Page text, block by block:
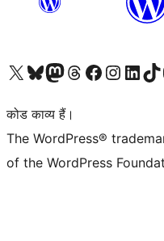
Visit our X (formerly Twitter) account
हमारे बलुस्की खाते पर जाएँVisit our Mastodon account
हमारे थ्रेड्स अकाउंट पर जाएंहमारे फेसबुक पेज पर जाएँहमारे इंस्टाग्राम अकाउंट पर जाएंहमारे लिंक्डइन खाते पर जाएँहमारे टिकटॉक
कोड काव्य हैं।
The WordPress®
of the WordPress